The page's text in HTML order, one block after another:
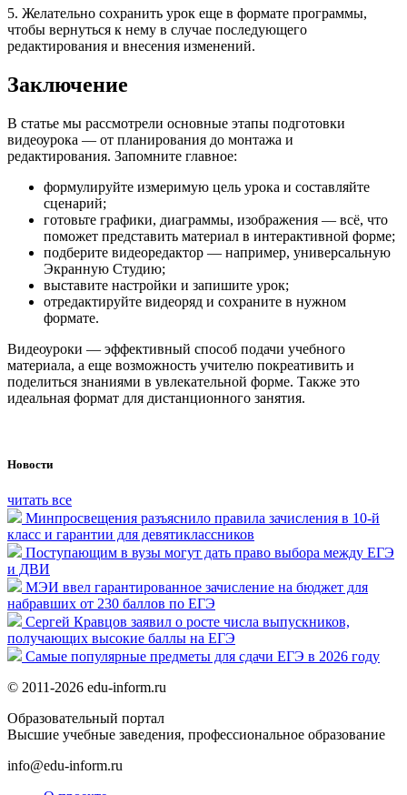
5. Желательно сохранить урок еще в формате программы,
чтобы вернуться к нему в случае последующего
редактирования и внесения изменений.
Заключение
В статье мы рассмотрели основные этапы подготовки
видеоурока — от планирования до монтажа и
редактирования. Запомните главное:
формулируйте измеримую цель урока и составляйте
сценарий;
готовьте графики, диаграммы, изображения — всё, что
поможет представить материал в интерактивной форме;
подберите видеоредактор — например, универсальную
Экранную Студию;
выставите настройки и запишите урок;
отредактируйте видеоряд и сохраните в нужном
формате.
Видеоуроки — эффективный способ подачи учебного
материала, а еще возможность учителю покреативить и
поделиться знаниями в увлекательной форме. Также это
идеальная формат для дистанционного занятия.
Новости
читать все
Минпросвещения разъяснило правила зачисления в 10-й
класс и гарантии для девятиклассников
Поступающим в вузы могут дать право выбора между ЕГЭ
и ДВИ
МЭИ ввел гарантированное зачисление на бюджет для
набравших от 230 баллов по ЕГЭ
Сергей Кравцов заявил о росте числа выпускников,
получающих высокие баллы на ЕГЭ
Самые популярные предметы для сдачи ЕГЭ в 2026 году
© 2011-2026 edu-inform.ru
Образовательный портал
Высшие учебные заведения, профессиональное образование
info@edu-inform.ru